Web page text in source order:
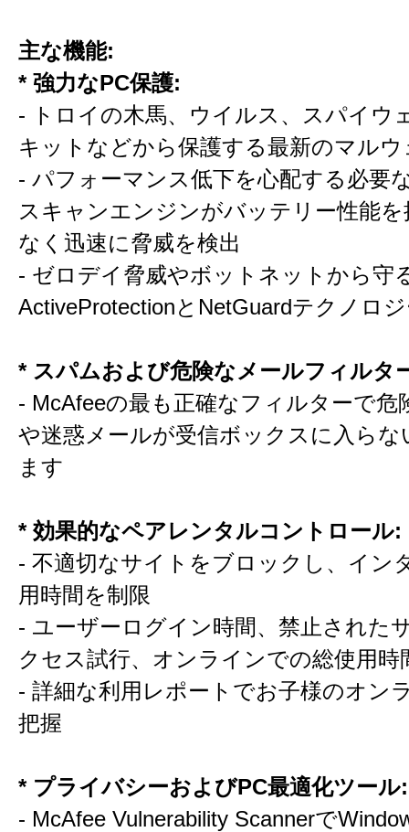
主な機能:
* 強力なPC保護:
- トロイの木馬、ウイルス、スパイウ
キットなどから保護する最新のマルウ
- パフォーマンス低下を心配する必要
スキャンエンジンがバッテリー性能
なく迅速に脅威を検出
- ゼロデイ脅威やボットネットから守
ActiveProtectionとNetGuardテクノロ
* スパムおよび危険なメールフィルタ
- McAfeeの最も正確なフィルターで危
や迷惑メールが受信ボックスに入らな
ます
* 効果的なペアレンタルコントロール:
- 不適切なサイトをブロックし、イン
用時間を制限
- ユーザーログイン時間、禁止された
クセス試行、オンラインでの総使用時
- 詳細な利用レポートでお子様のオン
把握
* プライバシーおよびPC最適化ツール:
- McAfee Vulnerability Scannerで